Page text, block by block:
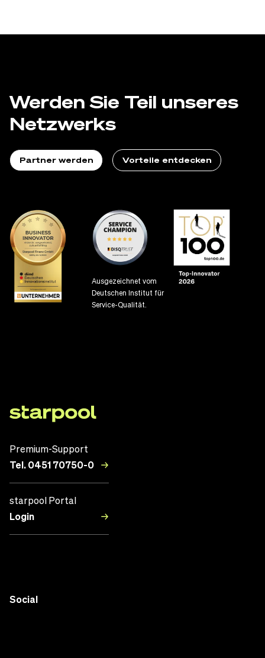
Werden Sie Teil unseres
Netzwerks
Partner werden Vorteile entdecken
Ausgezeichnet vom
Deutschen Institut für
Service-Qualität.
Premium-Support
Tel. 0451 70750-0
starpool Portal
Login
Social